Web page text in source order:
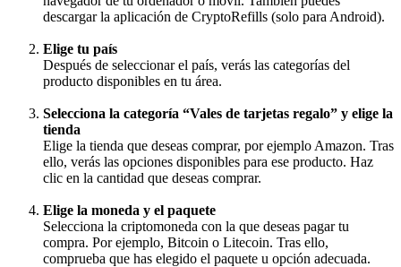
descargar la aplicación de CryptoRefills (solo para Android).
Elige tu país
Después de seleccionar el país, verás las categorías del
producto disponibles en tu área.
Selecciona la categoría “Vales de tarjetas regalo” y elige la
tienda
Elige la tienda que deseas comprar, por ejemplo Amazon. Tras
ello, verás las opciones disponibles para ese producto. Haz
clic en la cantidad que deseas comprar.
Elige la moneda y el paquete
Selecciona la criptomoneda con la que deseas pagar tu
compra. Por ejemplo, Bitcoin o Litecoin. Tras ello,
comprueba que has elegido el paquete u opción adecuada.